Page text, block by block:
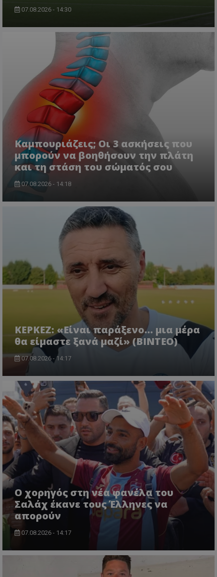
07.08.2026 - 14:30
Καμπουριάζεις; Οι 3 ασκήσεις που
μπορούν να βοηθήσουν την πλάτη
και τη στάση του σώματός σου
07.08.2026 - 14:18
ΚΕΡΚΕΖ: «Είναι παράξενο… μια μέρα
θα είμαστε ξανά μαζί» (BINTEO)
07.08.2026 - 14:17
Ο χορηγός στη νέα φανέλα του
Σαλάχ έκανε τους Έλληνες να
απορούν
07.08.2026 - 14:17